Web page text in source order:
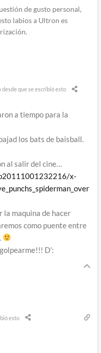
de gusto personal,
labios a Ultron es
desde que se escribió esto
a tiempo para la
los bats de baisball.
al salir del cine…
x-
la maquina de hacer
como puente entre
D’:
esto